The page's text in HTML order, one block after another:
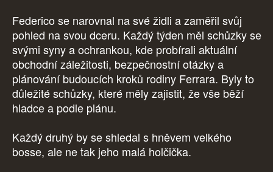
Federico se narovnal na své židli a zaměřil svůj
pohled na svou dceru. Každý týden měl schůzky se
svými syny a ochrankou, kde probírali aktuální
obchodní záležitosti, bezpečnostní otázky a
plánování budoucích kroků rodiny Ferrara. Byly to
důležité schůzky, které měly zajistit, že vše běží
hladce a podle plánu.
Každý druhý by se shledal s hněvem velkého
bosse, ale ne tak jeho malá holčička.